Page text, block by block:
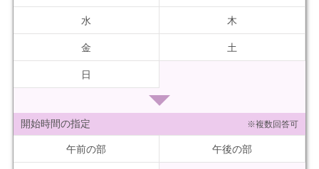
水 木
金 土
日
開始時間の指定 ※複数回答可
午前の部 午後の部